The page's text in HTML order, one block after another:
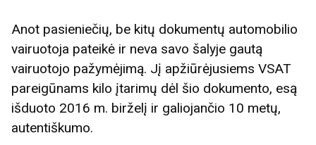
Anot pasieniečių, be kitų dokumentų automobilio
vairuotoja pateikė ir neva savo šalyje gautą
vairuotojo pažymėjimą. Jį apžiūrėjusiems VSAT
pareigūnams kilo įtarimų dėl šio dokumento, esą
išduoto 2016 m. birželį ir galiojančio 10 metų,
autentiškumo.